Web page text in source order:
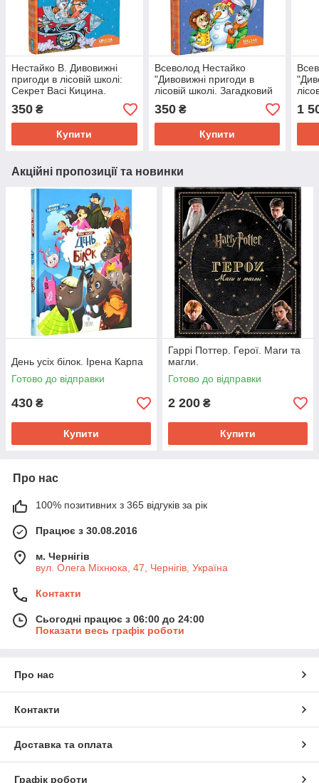
Нестайко В. Дивовижні
пригоди в лісовій школі:
Секрет Васі Кицина.
Енелолик, Уфа і Жахоб'як
350 ₴
Купити
Всеволод Нестайко
"Дивовижні пригоди в
лісовій школі. Загадковий
Яшка. Сонячний зайчик і
Сонячний вовк"
350₴
Купити
1
Акційні пропозиції та новинки
День усіх білок. Ірена Карпа
Готово до відправки
430 ₴
Купити
Гаррі Поттер. Герої. Маги та
магли.
Готово до відправки
2 200 ₴
Купити
Про нас
100% позитивних з 365 відгуків за рік
Працює з 30.08.2016
м. Чернігів
вул. Олега Міхнюка, 47, Чернігів, Україна
Контакти
Сьогодні працює з 06:00 до 24:00
Показати весь графік роботи
Про нас
Контакти
Доставка та оплата
Графік роботи